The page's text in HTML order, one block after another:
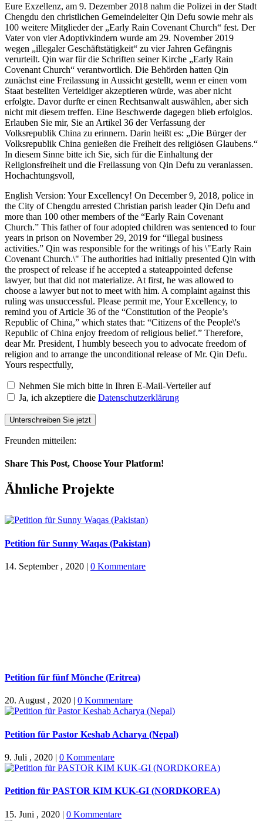
Eure Exzellenz, am 9. Dezember 2018 nahm die Polizei in der Stadt
Chengdu den christlichen Gemeindeleiter Qin Defu sowie mehr als
100 weitere Mitglieder der „Early Rain Covenant Church“ fest. Der
Vater von vier Adoptivkindern wurde am 29. November 2019
wegen „illegaler Geschäftstätigkeit“ zu vier Jahren Gefängnis
verurteilt. Qin war für die Schriften seiner Kirche „Early Rain
Covenant Church“ verantwortlich. Die Behörden hatten Qin
zunächst eine Freilassung in Aussicht gestellt, wenn er einen vom
Staat bestellten Verteidiger akzeptieren würde, was aber nicht
erfolgte. Davor durfte er einen Rechtsanwalt auswählen, aber sich
nicht mit diesem treffen. Eine Beschwerde dagegen blieb erfolglos.
Erlauben Sie mir, Sie an Artikel 36 der Verfassung der
Volksrepublik China zu erinnern. Darin heißt es: „Die Bürger der
Volksrepublik China genießen die Freiheit des religiösen Glaubens.“
In diesem Sinne bitte ich Sie, sich für die Einhaltung der
Religionsfreiheit und die Freilassung von Qin Defu zu veranlassen.
Hochachtungsvoll,
English Version: Your Excellency! On December 9, 2018, police in
the City of Chengdu arrested Christian parish leader Qin Defu and
more than 100 other members of the “Early Rain Covenant
Church.” This father of four adopted children was sentenced to four
years in prison on November 29, 2019 for “illegal business
activities.” Qin was responsible for the writings of his \"Early Rain
Covenant Church.\" The authorities had initially presented Qin with
the prospect of release if he accepted a stateappointed defense
lawyer, but that did not materialize. At first, he was allowed to
choose a lawyer but not to meet with him. A complaint against this
ruling was unsuccessful. Please permit me, Your Excellency, to
remind you of Article 36 of the “Constitution of the People’s
Republic of China,” which states that: “Citizens of the People\'s
Republic of China enjoy freedom of religious belief.” Therefore,
dear Mr. President, I humbly beseech you to advocate freedom of
religion and to arrange the unconditional release of Mr. Qin Defu.
Yours respectfully,
Nehmen Sie mich bitte in Ihren E-Mail-Verteiler auf
Ja, ich akzeptiere die Datenschutzerklärung
Unterschreiben Sie jetzt
Freunden mitteilen:
Share This Post, Choose Your Platform!
Facebook
X
WhatsApp
Pinterest
E-
Mail
Ähnliche Projekte
Petition für Sunny Waqas (Pakistan)
14. September , 2020 | 0 Kommentare
Petition für fünf Mönche (Eritrea)
20. August , 2020 0 Kommentare
Petition für Pastor Keshab Acharya (Nepal)
9. Juli , 2020 | 0 Kommentare
Petition für PASTOR KIM KUK-GI (NORDKOREA)
15. Juni , 2020 | 0 Kommentare